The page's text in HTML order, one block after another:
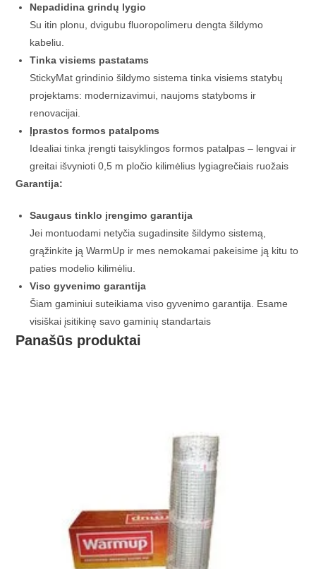
Nepadidina grindų lygio
Su itin plonu, dvigubu fluoropolimeru dengta šildymo
kabeliu.
Tinka visiems pastatams
StickyMat grindinio šildymo sistema tinka visiems statybų
projektams: modernizavimui, naujoms statyboms ir
renovacijai.
Įprastos formos patalpoms
Idealiai tinka įrengti taisyklingos formos patalpas – lengvai ir
greitai išvynioti 0,5 m pločio kilimėlius lygiagrečiais ruožais
Garantija:
Saugaus tinklo įrengimo garantija
Jei montuodami netyčia sugadinsite šildymo sistemą,
grąžinkite ją WarmUp ir mes nemokamai pakeisime ją kitu to
paties modelio kilimėliu.
Viso gyvenimo garantija
Šiam gaminiui suteikiama viso gyvenimo garantija. Esame
visiškai įsitikinę savo gaminių standartais
Panašūs produktai